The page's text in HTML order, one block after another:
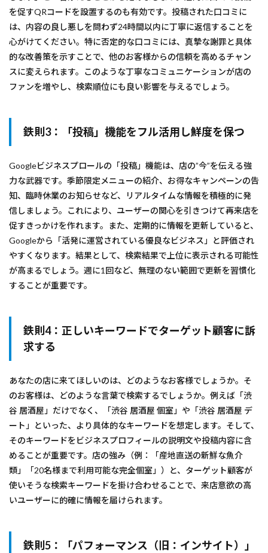
を促すQRコードを設置するのも有効です。投稿された口コミに
は、内容の良し悪しを問わず24時間以内に丁寧に返信することを
心がけてください。特に否定的な口コミには、真摯な謝罪と具体
的な改善策を示すことで、他のお客様からの信頼を高めるチャン
スに変えられます。このような丁寧なコミュニケーションが店の
ファンを増やし、検索順位にも良い影響を与えるでしょう。
鉄則3：「投稿」機能をフル活用し鮮度を保つ
Googleビジネスプロールの「投稿」機能は、店の”今”を伝える強
力な武器です。季節限定メニューの紹介、お得なキャンペーンの告
知、臨時休業のお知らせなど、リアルタイムな情報を積極的に発
信しましょう。これにより、ユーザーの関心を引きつけて再来店を
促すきっかけを作れます。また、定期的に情報を更新していると、
Googleから「活発に運営されている優良なビジネス」と評価され
やすくなります。結果として、検索結果で上位に表示される可能性
が高まるでしょう。週に1回など、無理のない範囲で更新を習慣化
することが重要です。
鉄則4：正しいキーワードでターゲット顧客に訴
求する
あなたの店に来てほしいのは、どのようなお客様でしょうか。そ
のお客様は、どのような言葉で検索するでしょうか。例えば「渋
谷 居酒屋」だけでなく、「渋谷 居酒屋 個室」や「渋谷 居酒屋 デ
ート」といった、より具体的なキーワードを想定します。そして、
そのキーワードをビジネスプロフィールの説明文や投稿内容に含
めることが重要です。店の強み（例：「産地直送の新鮮な魚介
類」「20名様まで利用可能な完全個室」）と、ターゲット顧客が
使いそうな検索キーワードを掛け合わせることで、来店意欲の高
いユーザーに的確に情報を届けられます。
鉄則5：「パフォーマンス（旧：インサイト）」